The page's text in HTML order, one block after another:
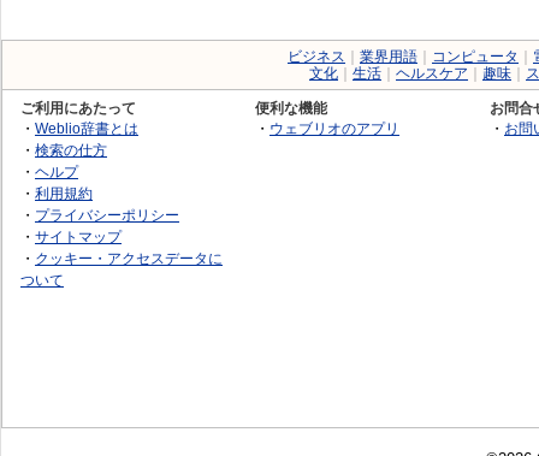
ビジネス 業界用語 コンピュータ
文化
生活 ヘルスケア 趣味
ご利用にあたって
・ Weblio辞書とは
・ 検索の仕方
・ ヘルプ
・ 利用規約
・ プライバシーポリシー
・ サイトマップ
・ クッキー・アクセスデータに
ついて
便利な機能
・ ウェブリオのアプリ
お問合
・ お問